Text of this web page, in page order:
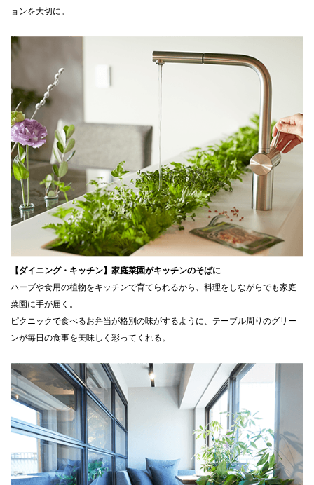
ョンを大切に。
【ダイニング・キッチン】家庭菜園がキッチンのそばに
ハーブや食用の植物をキッチンで育てられるから、料理をしながらでも家庭
菜園に手が届く。
ピクニックで食べるお弁当が格別の味がするように、テーブル周りのグリー
ンが毎日の食事を美味しく彩ってくれる。